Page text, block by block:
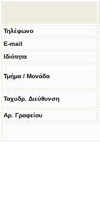
Τηλέφωνο
E-mail
Ιδιότητα
Τμήμα / Μονάδα
Ταχυδρ. Διεύθυνση
Αρ. Γραφείου